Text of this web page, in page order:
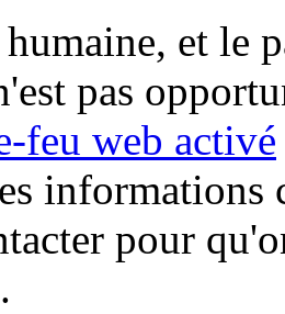
et le
pas
feu web activé
informations
pour